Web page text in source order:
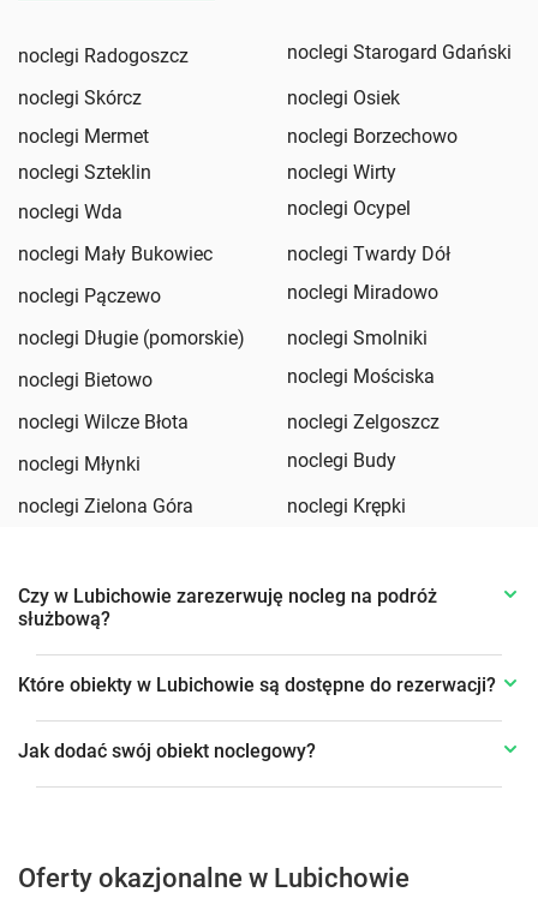
noclegi Radogoszcz
noclegi Starogard Gdański
noclegi Skórcz
noclegi Osiek
noclegi Mermet
noclegi Borzechowo
noclegi Szteklin
noclegi Wirty
noclegi Wda
noclegi Ocypel
noclegi Mały Bukowiec
noclegi Twardy Dół
noclegi Pączewo
noclegi Miradowo
noclegi Długie (pomorskie)
noclegi Smolniki
noclegi Bietowo
noclegi Mościska
noclegi Wilcze Błota
noclegi Zelgoszcz
noclegi Młynki
noclegi Budy
noclegi Zielona Góra
noclegi Krępki
Czy w Lubichowie zarezerwuję nocleg na podróż
służbową?
Które obiekty w Lubichowie są dostępne do rezerwacji?
Jak dodać swój obiekt noclegowy?
Oferty okazjonalne w Lubichowie